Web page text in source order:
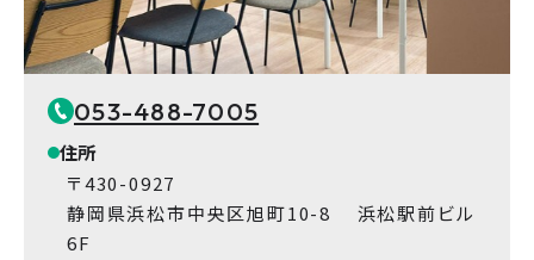
053-488-7005
住所
〒430-0927
静岡県浜松市中央区旭町10-8 浜松駅前ビル
6F